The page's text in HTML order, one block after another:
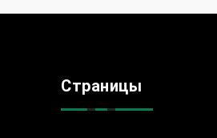
Страницы